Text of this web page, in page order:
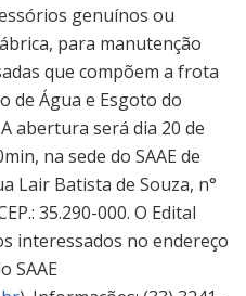
genuínos ou
para manutenção
que compõem a frota
de Água e Esgoto do
abertura será dia 20 de
na sede do SAAE de
Lair Batista de Souza, n°
35.290-000. O Edital
interessados no endereço
SAAE